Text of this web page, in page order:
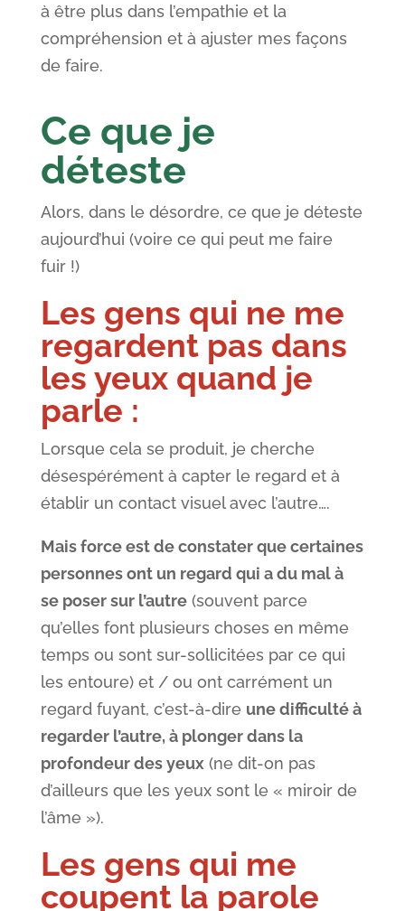
à être plus dans l’empathie et la
compréhension et à ajuster mes façons
de faire.
Ce que je
déteste
Alors, dans le désordre, ce que je déteste
aujourd’hui (voire ce qui peut me faire
fuir !)
Les gens qui ne me
regardent pas dans
les yeux quand je
parle :
Lorsque cela se produit, je cherche
désespérément à capter le regard et à
établir un contact visuel avec l’autre….
Mais force est de constater que certaines
personnes ont un regard qui a du mal à
se poser sur l’autre(souvent parce
qu’elles font plusieurs choses en même
temps ou sont sur-sollicitées par ce qui
les entoure) et / ou ont carrément un
regard fuyant, c’est-à-dire une difficulté à
regarder l’autre, à plonger dans la
profondeur des yeux(ne dit-on pas
d’ailleurs que les yeux sont le « miroir de
l’âme »).
Les gens qui me
coupent la parole